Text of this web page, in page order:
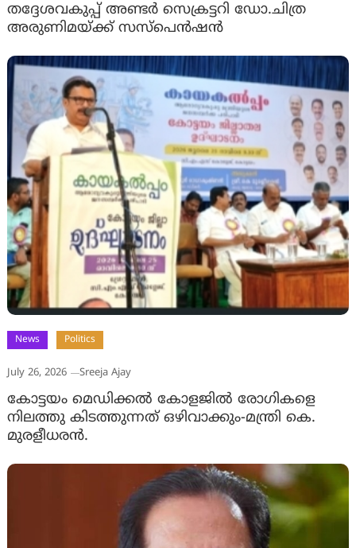
തദ്ദേശവകുപ്പ് അണ്ടര്‍ സെക്രട്ടറി ഡോ.ചിത്ര
അരുണിമയ്ക്ക് സസ്‌പെന്‍ഷന്‍
News Politics
July 26, 2026 Sreeja Ajay
കോട്ടയം മെഡിക്കല്‍ കോളജിൽ രോഗികളെ
നിലത്തു കിടത്തുന്നത് ഒഴിവാക്കും-മന്ത്രി കെ.
മുരളീധരന്‍.